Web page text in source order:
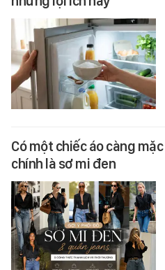
Có một chiếc áo càng
chính là sơ mi đen